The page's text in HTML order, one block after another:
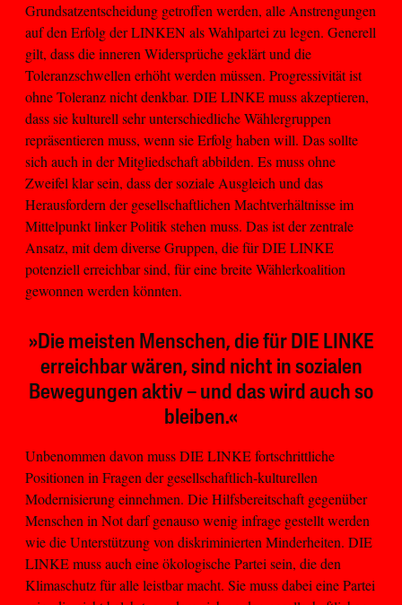
Grundsatzentscheidung getroffen werden, alle Anstrengungen
auf den Erfolg der LINKEN als Wahlpartei zu legen. Generell
gilt, dass die inneren Widersprüche geklärt und die
Toleranzschwellen erhöht werden müssen. Progressivität ist
ohne Toleranz nicht denkbar. DIE LINKE muss akzeptieren,
dass sie kulturell sehr unterschiedliche Wählergruppen
repräsentieren muss, wenn sie Erfolg haben will. Das sollte
sich auch in der Mitgliedschaft abbilden. Es muss ohne
Zweifel klar sein, dass der soziale Ausgleich und das
Herausfordern der gesellschaftlichen Machtverhältnisse im
Mittelpunkt linker Politik stehen muss. Das ist der zentrale
Ansatz, mit dem diverse Gruppen, die für DIE LINKE
potenziell erreichbar sind, für eine breite Wählerkoalition
gewonnen werden könnten.
»Die meisten Menschen, die für DIE LINKE
erreichbar wären, sind nicht in sozialen
Bewegungen aktiv – und das wird auch so
bleiben.«
Unbenommen davon muss DIE LINKE fortschrittliche
Positionen in Fragen der gesellschaftlich-kulturellen
Modernisierung einnehmen. Die Hilfsbereitschaft gegenüber
Menschen in Not darf genauso wenig infrage gestellt werden
wie die Unterstützung von diskriminierten Minderheiten. DIE
LINKE muss auch eine ökologische Partei sein, die den
Klimaschutz für alle leistbar macht. Sie muss dabei eine Partei